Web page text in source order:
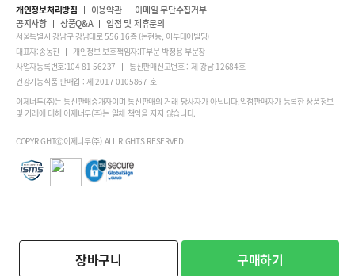
장바구니 구매하기
개인정보처리방침 이용약관
이메일 무단수집거부
공지사항
상품Q&A 입점 및 제휴문의
서울특별시 강남구 강남대로 556 16층 (논현동, 이투데이빌딩)
대표자:송동진
개인정보 보호책임자:IT부문 박정용 부문장
사업자등록번호:104-81-56237
통신판매신고번호 : 제 강남-12684호
건강기능식품 판매업 : 제 2017-0105867 호
이제너두(주)는 통신판매중개자이며 통신판매의 거래 당사자가 아닙니다.입점판매자가 등록한 상품정보
및 거래에 대해 이제너두(주)는 일체 책임을 지지 않습니다.
COPYRIGHTⒸ이제너두(주) ALL RIGHTS RESERVED.